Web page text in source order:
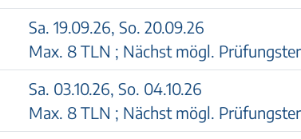
Sa. 19.09.26, So. 20.09.26
Max. 8 TLN ; Nächst mögl.
Sa. 03.10.26, So. 04.10.26
Max. 8 TLN ; Nächst mögl.